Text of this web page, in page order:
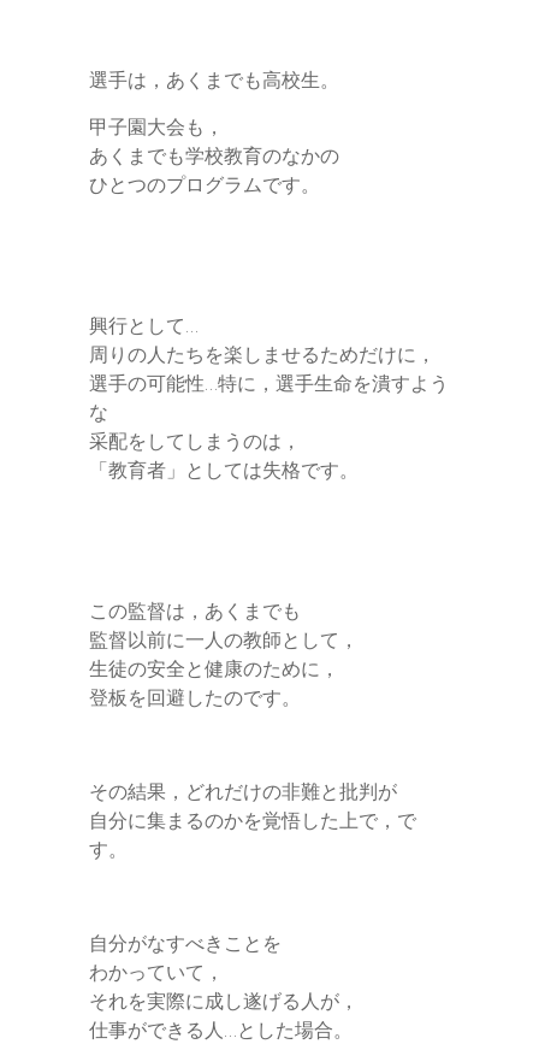
選手は，あくまでも高校生。
甲子園大会も，
あくまでも学校教育のなかの
ひとつのプログラムです。
興行として…
周りの人たちを楽しませるためだけに，
選手の可能性…特に，選手生命を潰すよう
な
采配をしてしまうのは，
「教育者」としては失格です。
この監督は，あくまでも
監督以前に一人の教師として，
生徒の安全と健康のために，
登板を回避したのです。
その結果，どれだけの非難と批判が
自分に集まるのかを覚悟した上で，で
す。
自分がなすべきことを
わかっていて，
それを実際に成し遂げる人が，
仕事ができる人…とした場合。